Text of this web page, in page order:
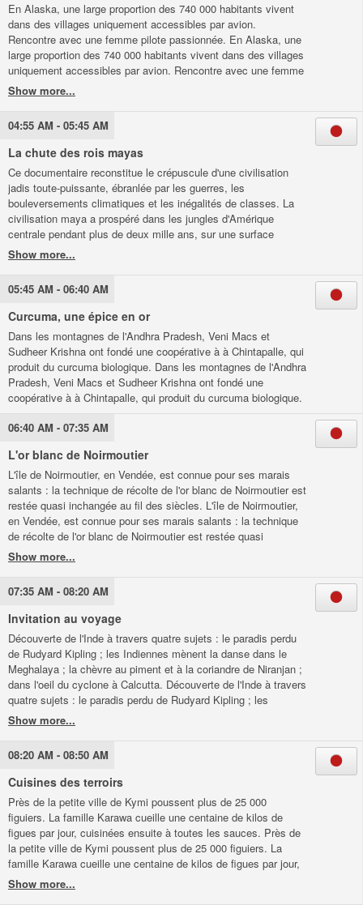
En Alaska, une large proportion des 740 000 habitants vivent
dans des villages uniquement accessibles par avion.
Rencontre avec une femme pilote passionnée. En Alaska, une
large proportion des 740 000 habitants vivent dans des villages
uniquement accessibles par avion. Rencontre avec une femme
pilote passionnée.
04:55 AM - 05:45 AM
La chute des rois mayas
Ce documentaire reconstitue le crépuscule d'une civilisation
jadis toute-puissante, ébranlée par les guerres, les
bouleversements climatiques et les inégalités de classes. La
civilisation maya a prospéré dans les jungles d'Amérique
centrale pendant plus de deux mille ans, sur une surface
couvrant actuellement le Mexique, le Guatemala, le Belize et le
Honduras. Technologiquement très avancées, ses
l'époque, ont été abandonnées à partir du VIIIe siècle. En
cause, les guerres entre souverains, les nombreux épisodes de
sécheresse, les inégalités croissantes entre les différentes
couches de la société, mais aussi le recul de la ferveur des
populations envers les rois, censés être en contact direct avec
les dieux et confrontés à l'impuissance de provoquer la pluie
pour sauver les récoltes. En résultera un recours accru aux
sacrifices, en vain.
05:45 AM - 06:40 AM
Curcuma, une épice en or
Dans les montagnes de l'Andhra Pradesh, Veni Macs et
Sudheer Krishna ont fondé une coopérative à à Chintapalle, qui
produit du curcuma biologique. Dans les montagnes de l'Andhra
Pradesh, Veni Macs et Sudheer Krishna ont fondé une
coopérative à à Chintapalle, qui produit du curcuma biologique.
06:40 AM - 07:35 AM
L'or blanc de Noirmoutier
L'île de Noirmoutier, en Vendée, est connue pour ses marais
salants : la technique de récolte de l'or blanc de Noirmoutier est
restée quasi inchangée au fil des siècles. L'île de Noirmoutier,
en Vendée, est connue pour ses marais salants : la technique
de récolte de l'or blanc de Noirmoutier est restée quasi
inchangée au fil des siècles.
07:35 AM - 08:20 AM
Invitation au voyage
Découverte de l'Inde à travers quatre sujets : le paradis perdu
de Rudyard Kipling ; les Indiennes mènent la danse dans le
Meghalaya ; la chèvre au piment et à la coriandre de Niranjan ;
dans l'oeil du cyclone à Calcutta. Découverte de l'Inde à travers
quatre sujets : le paradis perdu de Rudyard Kipling ; les
Indiennes mènent la danse dans le Meghalaya ; la chèvre au
piment et à la coriandre de Niranjan ; dans l'oeil du cyclone à
08:20 AM - 08:50 AM
Cuisines des terroirs
Près de la petite ville de Kymi poussent plus de 25 000
figuiers. La famille Karawa cueille une centaine de kilos de
figues par jour, cuisinées ensuite à toutes les sauces. Près de
la petite ville de Kymi poussent plus de 25 000 figuiers. La
famille Karawa cueille une centaine de kilos de figues par jour,
cuisinées ensuite à toutes les sauces.